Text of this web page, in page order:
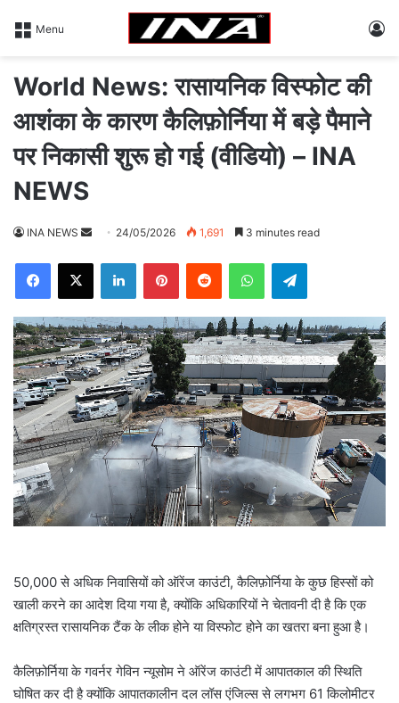
Menu
World News: रासायनिक विस्फोट की
आशंका के कारण कैलिफ़ोर्निया में बड़े पैमाने
पर निकासी शुरू हो गई (वीडियो) – INA
NEWS
INA NEWS
d
a
n
e
m
a
i
l
24/05/2026 1,691 3 minutes read
50,000 से अधिक निवासियों को ऑरेंज काउंटी, कैलिफ़ोर्निया के कुछ हिस्सों को
खाली करने का आदेश दिया गया है, क्योंकि अधिकारियों ने चेतावनी दी है कि एक
क्षतिग्रस्त रासायनिक टैंक के लीक होने या विस्फोट होने का खतरा बना हुआ है।
कैलिफ़ोर्निया के गवर्नर गेविन न्यूसोम ने ऑरेंज काउंटी में आपातकाल की स्थिति
घोषित कर दी है क्योंकि आपातकालीन दल लॉस एंजिल्स से लगभग 61 किलोमीटर